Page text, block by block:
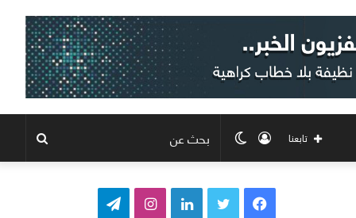
الوضع
المظلم
تسجيل
الدخول
تابعنا
ف
ت